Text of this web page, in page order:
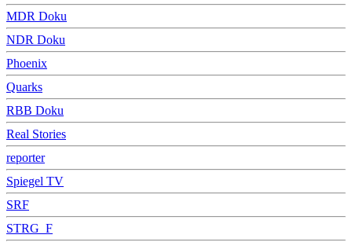
MDR Doku
NDR Doku
Phoenix
Quarks
RBB Doku
Real Stories
reporter
Spiegel TV
SRF
STRG_F